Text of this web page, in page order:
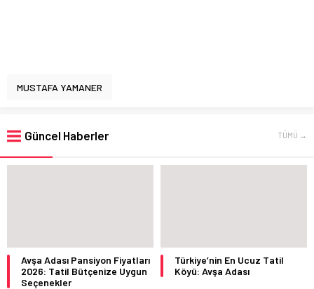
MUSTAFA YAMANER
Güncel Haberler TÜMÜ →
Avşa Adası Pansiyon Fiyatları
2026: Tatil Bütçenize Uygun
Seçenekler
Türkiye’nin En Ucuz Tatil
Köyü: Avşa Adası